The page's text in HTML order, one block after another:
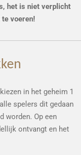
het is niet verplicht
voeren!
in het geheim 1
spelers dit gedaan
worden. Op een
ontvangt en het